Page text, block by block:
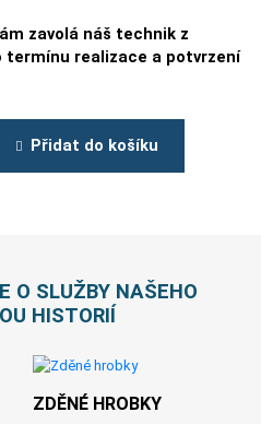
zavolá náš technik z
termínu realizace a potvrzení
Přidat do košíku
O SLUŽBY NAŠEHO
HISTORIÍ
ZDĚNÉ HROBKY